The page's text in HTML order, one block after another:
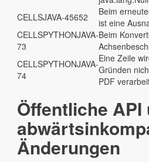
CELLSJAVA-45652
Beim
ist eine
CELLSPYTHONJAVA-
73
Beim
CELLSPYTHONJAVA-
74
Eine Zeile
Gründen
PDF
Öffentliche API
Änderungen